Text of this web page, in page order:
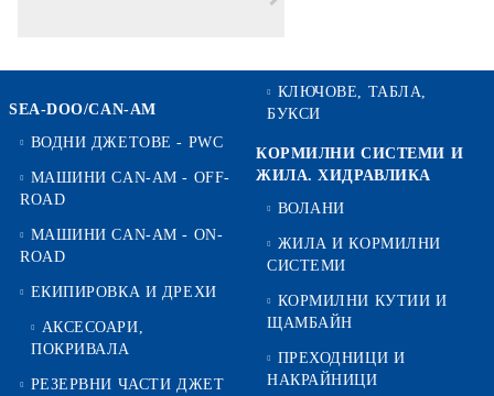
SEA-DOO/CAN-AM
ВОДНИ ДЖЕТОВЕ - PWC
МАШИНИ CAN-AM - OFF-
ROAD
МАШИНИ CAN-AM - ON-
ROAD
ЕКИПИРОВКА И ДРЕХИ
АКСЕСОАРИ,
ПОКРИВАЛА
РЕЗЕРВНИ ЧАСТИ ДЖЕТ
КЛЮЧОВЕ, ТАБЛА,
БУКСИ
КОРМИЛНИ СИСТЕМИ И
ЖИЛА. ХИДРАВЛИКА
ВОЛАНИ
ЖИЛА И КОРМИЛНИ
СИСТЕМИ
КОРМИЛНИ КУТИИ И
ЩАМБАЙН
ПРЕХОДНИЦИ И
НАКРАЙНИЦИ